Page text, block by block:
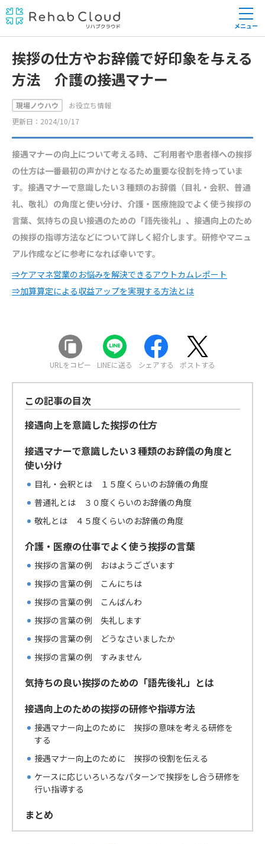
メニュー
挨拶の仕方やお辞儀で好印象を与える
方法 介護の接遇マナー
現場ノウハウ
お役立ち情報
更新日：2024/10/17
接遇マナーの向上について考える時、ご利用者や患者様への挨拶
の仕方は一番最初の声かけとなるため重要な役割を持っていま
す。接遇マナーで意識したい３種類のお辞儀（目礼・会釈、普通
礼、敬礼）の角度と使い分け、介護・医療施設でよく使う挨拶の
言葉、気持ちの良い接遇のための「語先後礼」、接遇向上のため
の挨拶の指導方法などについて詳しく紹介します。研修やマニュ
アル作成などに参考になれば幸いです。
⇒ケアマネ営業のお悩みを解決できるアウトカムレポート
⇒加算算定による収益アップを実現する方法とは
URLをコピー LINEに送る シェアする ポストする
この記事の目次
接遇向上を意識した挨拶の仕方
接遇マナーで意識したい３種類のお辞儀の角度と
使い分け
目礼・会釈とは １５度くらいのお辞儀の角度
普通礼とは ３０度くらいのお辞儀の角度
敬礼とは ４５度くらいのお辞儀の角度
介護・医療の仕事でよく使う挨拶の言葉
挨拶の言葉の例 おはようございます
挨拶の言葉の例 こんにちは
挨拶の言葉の例 こんばんわ
挨拶の言葉の例 失礼します
挨拶の言葉の例 どうなさいましたか
挨拶の言葉の例 すみません
気持ちの良い挨拶のための「語先後礼」とは
接遇向上のための挨拶の研修や指導方法
接遇マナー向上のために 挨拶の意味を考える研修を
する
接遇マナー向上のために 挨拶の役割を伝える
ケースに応じいろいろなパターンで挨拶をし合う研修を
行い指導する
まとめ